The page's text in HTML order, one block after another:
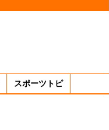
スポーツトピ